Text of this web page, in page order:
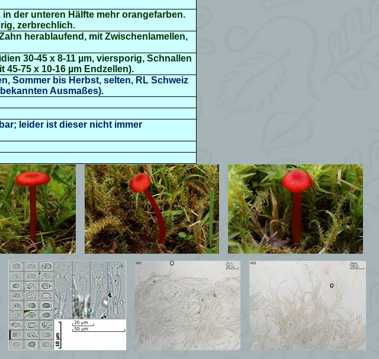
der unteren Hälfte mehr orangefarben.
zerbrechlich.
herablaufend, mit Zwischenlamellen,
30-45 x 8-11 µm, viersporig, Schnallen
75 x 10-16 µm Endzellen).
Sommer bis Herbst, selten, RL Schweiz
Ausmaßes).
leider ist dieser nicht immer